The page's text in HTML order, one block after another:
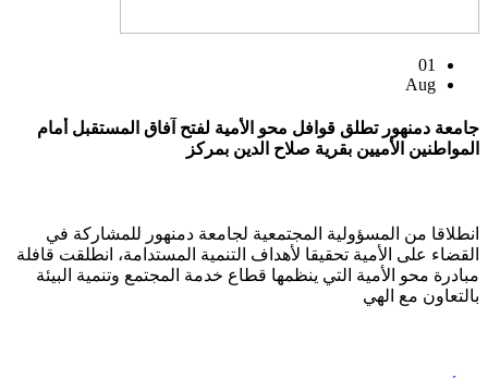
01
Aug
جامعة دمنهور تطلق قوافل محو الأمية لفتح آفاق المستقبل أمام
المواطنين الأميين بقرية صلاح الدين بمركز
انطلاقا من المسؤولية المجتمعية لجامعة دمنهور للمشاركة في
القضاء على الأمية تحقيقا لأهداف التنمية المستدامة، انطلقت قافلة
مبادرة محو الأمية التي ينظمها قطاع خدمة المجتمع وتنمية البيئة
بالتعاون مع الهي